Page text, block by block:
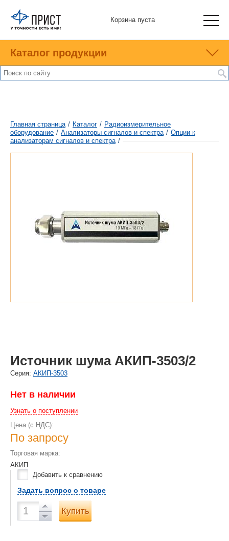
Корзина пуста
Каталог продукции
Главная страница / Каталог / Радиоизмерительное
оборудование / Анализаторы сигналов и спектра / Опции к
анализаторам сигналов и спектра /
Источник шума АКИП-3503/2
Cерия: АКИП-3503
Нет в наличии
Узнать о поступлении
Цена (с НДС):
По запросу
Торговая марка:
АКИП
Добавить к сравнению
Задать вопрос о товаре
Купить